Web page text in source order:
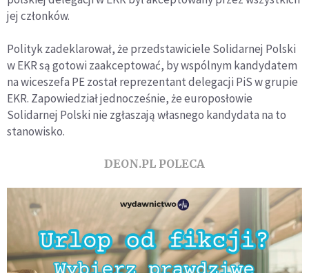
jej członków.
Polityk zadeklarował, że przedstawiciele Solidarnej Polski
w EKR są gotowi zaakceptować, by wspólnym kandydatem
na wiceszefa PE został reprezentant delegacji PiS w grupie
EKR. Zapowiedział jednocześnie, że europosłowie
Solidarnej Polski nie zgłaszają własnego kandydata na to
stanowisko.
DEON.PL POLECA